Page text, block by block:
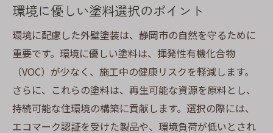
環境に優しい塗料選択のポイント
環境に配慮した外壁塗装は、静岡市の自然を守るために
重要です。環境に優しい塗料は、揮発性有機化合物
（VOC）が少なく、施工中の健康リスクを軽減します。
さらに、これらの塗料は、再生可能な資源を原料とし、
持続可能な住環境の構築に貢献します。選択の際には、
エコマーク認証を受けた製品や、環境負荷が低いとされ